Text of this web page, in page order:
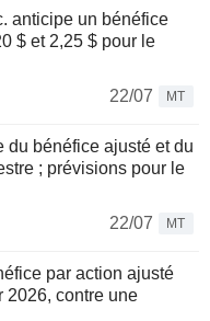
anticipe un bénéfice
$ et 2,25 $ pour le
22/07
MT
du bénéfice ajusté et du
; prévisions pour le
22/07
MT
par action ajusté
2026, contre une